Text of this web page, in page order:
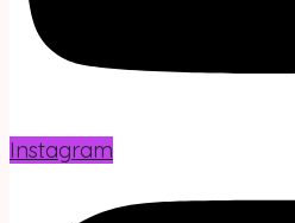
Instagram